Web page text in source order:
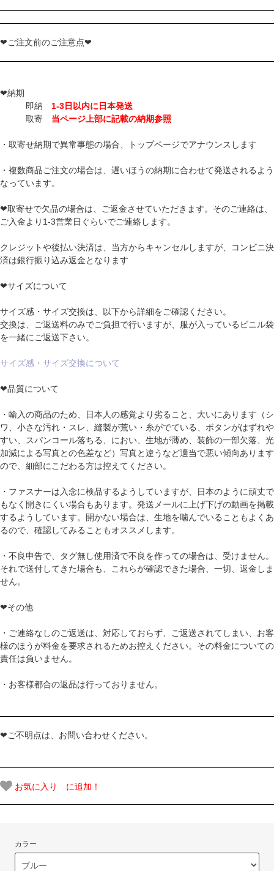
❤ご注文前のご注意点❤
❤納期
即納 1-3日以内に日本発送
取寄 当ページ上部に記載の納期参照
・取寄せ納期で異常事態の場合、トップページでアナウンスします
・複数商品ご注文の場合は、遅いほうの納期に合わせて発送されるよう
なっています。
❤取寄せで欠品の場合は、ご返金させていただきます。そのご連絡は、
ご入金より1-3営業日ぐらいでご連絡します。
クレジットや後払い決済は、当方からキャンセルしますが、コンビニ決
済は銀行振り込み返金となります
❤サイズについて
サイズ感・サイズ交換は、以下から詳細をご確認ください。
交換は、ご返送料のみでご負担で行いますが、服が入っているビニル袋
を一緒にご返送下さい。
サイズ感・サイズ交換について
❤品質について
・輸入の商品のため、日本人の感覚より劣ること、大いにあります（シ
ワ、小さな汚れ・スレ、縫製が荒い・糸がでている、ボタンがはずれや
すい、スパンコール落ちる、におい、生地が薄め、装飾の一部欠落、光
加減による写真との色差など）写真と違うなど適当で悪い傾向あります
ので、細部にこだわる方は控えてください。
・ファスナーは入念に検品するようしていますが、日本のように頑丈で
もなく開きにくい場合もあります。発送メールに上げ下げの動画を掲載
するようしています。開かない場合は、生地を噛んでいることもよくあ
るので、確認してみることもオススメします。
・不良申告で、タグ無し使用済で不良を作っての場合は、受けません。
それで送付してきた場合も、これらが確認できた場合、一切、返金しま
せん。
❤その他
・ご連絡なしのご返送は、対応しておらず、ご返送されてしまい、お客
様のほうが料金を要求されるためお控えください。その料金についての
責任は負いません。
・お客様都合の返品は行っておりません。
❤ご不明点は、お問い合わせください。
お気に入り に追加！
カラー